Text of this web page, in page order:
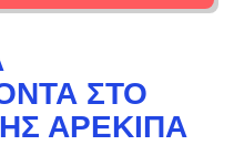
ΣΤΟ
ΑΡΕΚΊΠΑ